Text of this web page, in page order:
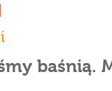
baśnią.